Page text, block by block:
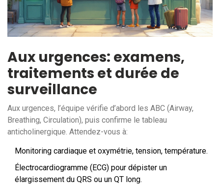
Aux urgences: examens,
traitements et durée de
surveillance
Aux urgences, l’équipe vérifie d’abord les ABC (Airway,
Breathing, Circulation), puis confirme le tableau
anticholinergique. Attendez-vous à:
Monitoring cardiaque et oxymétrie, tension, température.
Électrocardiogramme (ECG) pour dépister un
élargissement du QRS ou un QT long.